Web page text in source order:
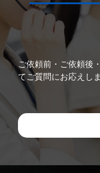
ご依頼前・ご依頼後
てご質問にお応えしま